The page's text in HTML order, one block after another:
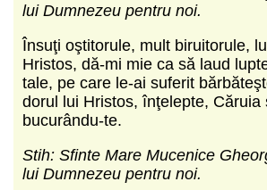
lui Dumnezeu pentru noi.
Însuţi oştitorule, mult biruitorule,
Hristos, dă-mi mie ca să laud
tale, pe care le-ai suferit
dorul lui Hristos, înţelepte, Căruia
bucurându-te.
Stih: Sfinte Mare Mucenice
lui Dumnezeu pentru noi.